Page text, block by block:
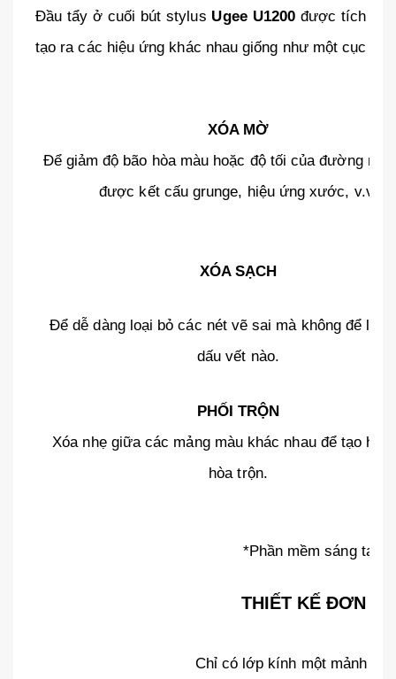
Đầu tẩy ở cuối bút stylus Ugee U1200được tích hợp
tạo ra các hiệu ứng khác nhau giống như một cục
XÓA MỜ
Để giảm độ bão hòa màu hoặc độ tối của đường nét
được kết cấu grunge, hiệu ứng xước, v.v.
XÓA SẠCH
Để dễ dàng loại bỏ các nét vẽ sai mà không để lại
dấu vết nào.
PHỐI TRỘN
Xóa nhẹ giữa các mảng màu khác nhau để tạo
hòa trộn.
*Phần mềm sáng tạo
THIẾT KẾ ĐƠN
Chỉ có lớp kính một mảnh ở